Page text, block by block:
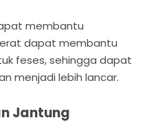
membantu
dapat membantu
feses, sehingga dapat
menjadi lebih lancar.
Jantung